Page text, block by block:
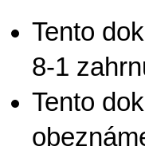
Tento
8-1
Tento